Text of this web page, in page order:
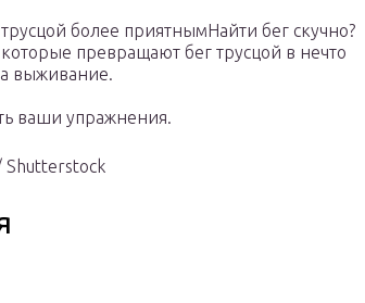
более приятнымНайти бег скучно?
превращают бег трусцой в нечто
выживание.
ваши упражнения.
Shutterstock